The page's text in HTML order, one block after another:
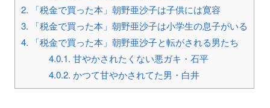
2. 「税金で買った本」朝野亜沙子は子供には寛容
3. 「税金で買った本」朝野亜沙子は小学生の息子がいる
4. 「税金で買った本」朝野亜沙子と転がされる男たち
4.0.1. 甘やかされたくない悪ガキ・石平
4.0.2. かつて甘やかされてた男・白井